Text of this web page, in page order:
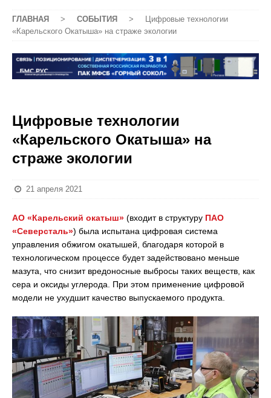
ГЛАВНАЯ > СОБЫТИЯ >
Цифровые технологии
«Карельского Окатыша» на страже экологии
Цифровые технологии
«Карельского Окатыша» на
страже экологии
21 апреля 2021
АО «Карельский окатыш» (входит в структуру ПАО
«Северсталь») была испытана цифровая система
управления обжигом окатышей, благодаря которой в
технологическом процессе будет задействовано меньше
мазута, что снизит вредоносные выбросы таких веществ, как
сера и оксиды углерода. При этом применение цифровой
модели не ухудшит качество выпускаемого продукта.